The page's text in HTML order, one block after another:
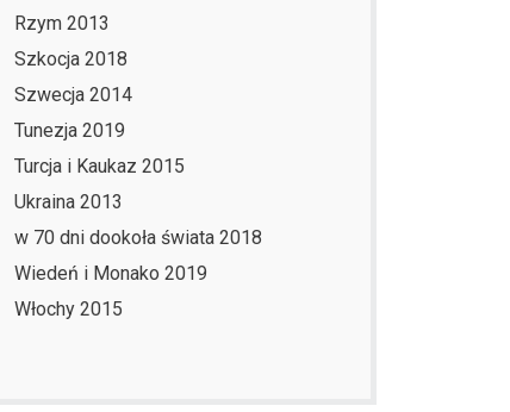
Rzym 2013
Szkocja 2018
Szwecja 2014
Tunezja 2019
Turcja i Kaukaz 2015
Ukraina 2013
w 70 dni dookoła świata 2018
Wiedeń i Monako 2019
Włochy 2015